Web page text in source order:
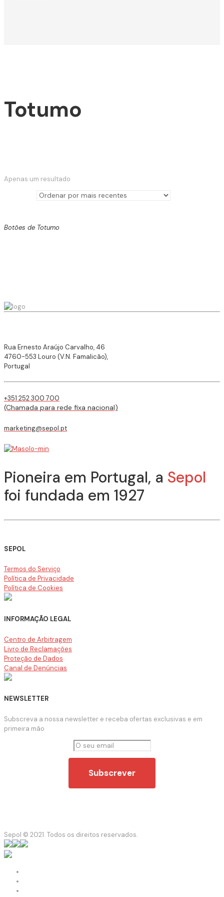
Totumo
Apenas um resultado
Botões de Totumo
Rua Ernesto Araújo Carvalho, 46
4760-553 Louro (V.N. Famalicão),
Portugal
+351 252 300 700
(Chamada para rede fixa nacional)
marketing@sepol.pt
Pioneira em Portugal, a Sepol
foi fundada em 1927
SEPOL
Termos do Serviço
Política de Privacidade
Política de Cookies
INFORMAÇÃO LEGAL
Centro de Arbitragem
Livro de Reclamações
Proteção de Dados
Canal de Denúncias
NEWSLETTER
Subscreva a nossa newsletter e receba ofertas exclusivas e em
primeira mão
Sepol © 2021. Todos os direitos reservados.